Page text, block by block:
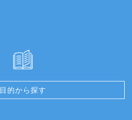
目的から探す